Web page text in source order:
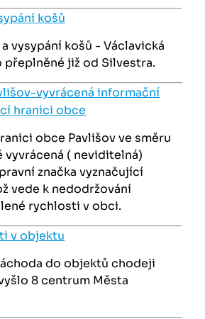
košů
vysypání košů - Václavická
přeplněné již od Silvestra.
vyvrácená informační
hranici obce
obce Pavlišov ve směru
vyvrácená ( neviditelná)
značka vyznačující
vede k nedodržování
rychlosti v obci.
v objektu
do objektů chodeji
8 centrum Města